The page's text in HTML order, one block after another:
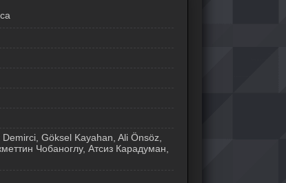
Göksel Kayahan, Ali Önsöz,
Чобаноглу, Атсиз Карадуман,